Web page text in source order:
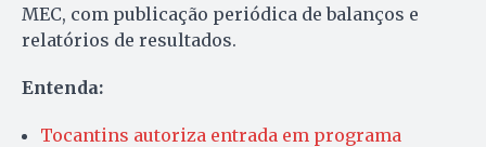
MEC, com publicação periódica de balanços e
relatórios de resultados.
Entenda:
Tocantins autoriza entrada em programa